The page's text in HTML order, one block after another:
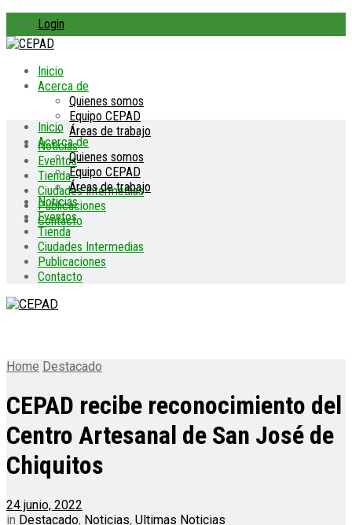
Login
Inicio
Acerca de
Quienes somos
Equipo CEPAD
Áreas de trabajo
Noticias
Eventos
Tienda
Ciudades Intermedias
Publicaciones
Contacto
Inicio
Acerca de
Quienes somos
Equipo CEPAD
Áreas de trabajo
Noticias
Eventos
Tienda
Ciudades Intermedias
Publicaciones
Contacto
Home Destacado
CEPAD recibe reconocimiento del
Centro Artesanal de San José de
Chiquitos
24 junio, 2022
in Destacado, Noticias, Ultimas Noticias